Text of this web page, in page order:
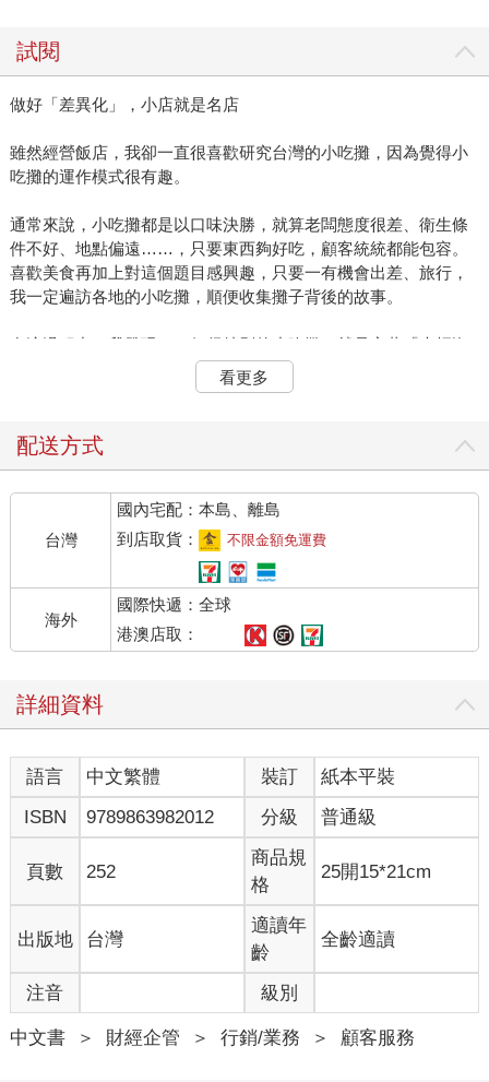
試閱
做好「差異化」，小店就是名店
雖然經營飯店，我卻一直很喜歡研究台灣的小吃攤，因為覺得小
吃攤的運作模式很有趣。
通常來說，小吃攤都是以口味決勝，就算老闆態度很差、衛生條
件不好、地點偏遠……，只要東西夠好吃，顧客統統都能包容。
喜歡美食再加上對這個題目感興趣，只要一有機會出差、旅行，
我一定遍訪各地的小吃攤，順便收集攤子背後的故事。
在這過程中，我發現了一個很特別的小吃攤，就是宜蘭「光輝海
鮮料理」。剛開始去，只覺得菜餚好吃，但是隨著去的次數愈來
愈多，愈覺得它和一般的小吃攤不同。
首先，從外觀看，路邊簡單擺上幾張桌子，一個海產櫃，配上昏
具、器皿、筷架，都稱得上是好餐廳的等級，顯示老闆對飲食的
品味和美觀，相當講究。
不只如此，連擺盤的裝飾、菜色的呈現，也有幾分大飯店的風
格，用手機拍照時，效果格外震撼，一點都不像坐在路邊吃飯。
不管是食材設計、烹調到沾醬的搭配，每個細節都可以看出是老
闆深入研究後的結果，更不用說端上桌的，一定是當天剛撈上岸
的新鮮漁獲。
老實說，只要做到「俗擱大碗」，就算不做那些額外的投入，大
部份小吃攤一樣能經營下去。所以普遍來說，老闆或多或少有種
「將就」心態，盤子髒一點、上菜隨便一點，只要不太離譜，東
西好吃、客人能接受就好。這當然不能說是個大錯，然而也因為
如此，對我們這樣的老饕來說，一旦有機會遇到一個不一樣的小
吃攤，有過一次不一樣的體驗，真的非常難忘。甚至一段時間沒
大家都知道服務要差異化才會有特色，光輝海鮮料理的例子正說
明了：再小的店，也能創造差異化，變成顧客心中的「名店」。
從美國心理學家馬斯洛（Abraham H. Maslow）的人類需求理論
來看，第一層是生理需求，對小吃店來說，就是基本的讓客人吃
飽、保持食物衛生和美味；往上走則進階到安全、社交和尊重需
求這些心理和氛圍的層面。以今天的社會發展來說，我認為小吃
看更多
配送方式
台灣
國內宅配：本島、離島
到店取貨：
不限金額免運費
海外
國際快遞：全球
港澳店取：
詳細資料
語言 中文繁體 裝訂
紙本平裝
ISBN
9789863982012 分級 普通級
頁數 252
商品規
格
25開15*21cm
出版地 台灣
適讀年
齡
全齡適讀
注音 級別
中文書 ＞ 財經企管 ＞ 行銷/業務 ＞ 顧客服務